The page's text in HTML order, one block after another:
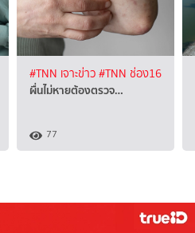
#TNN เจาะข่าว#TNN ช่อง16
ผื่นไม่หายต้องตรวจ…
77